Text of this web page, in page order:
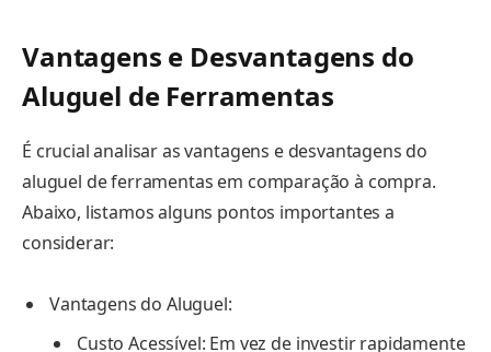
Vantagens e Desvantagens do
Aluguel de Ferramentas
É crucial analisar as vantagens e desvantagens do
aluguel de ferramentas em comparação à compra.
Abaixo, listamos alguns pontos importantes a
considerar:
Vantagens do Aluguel:
Custo Acessível: Em vez de investir rapidamente